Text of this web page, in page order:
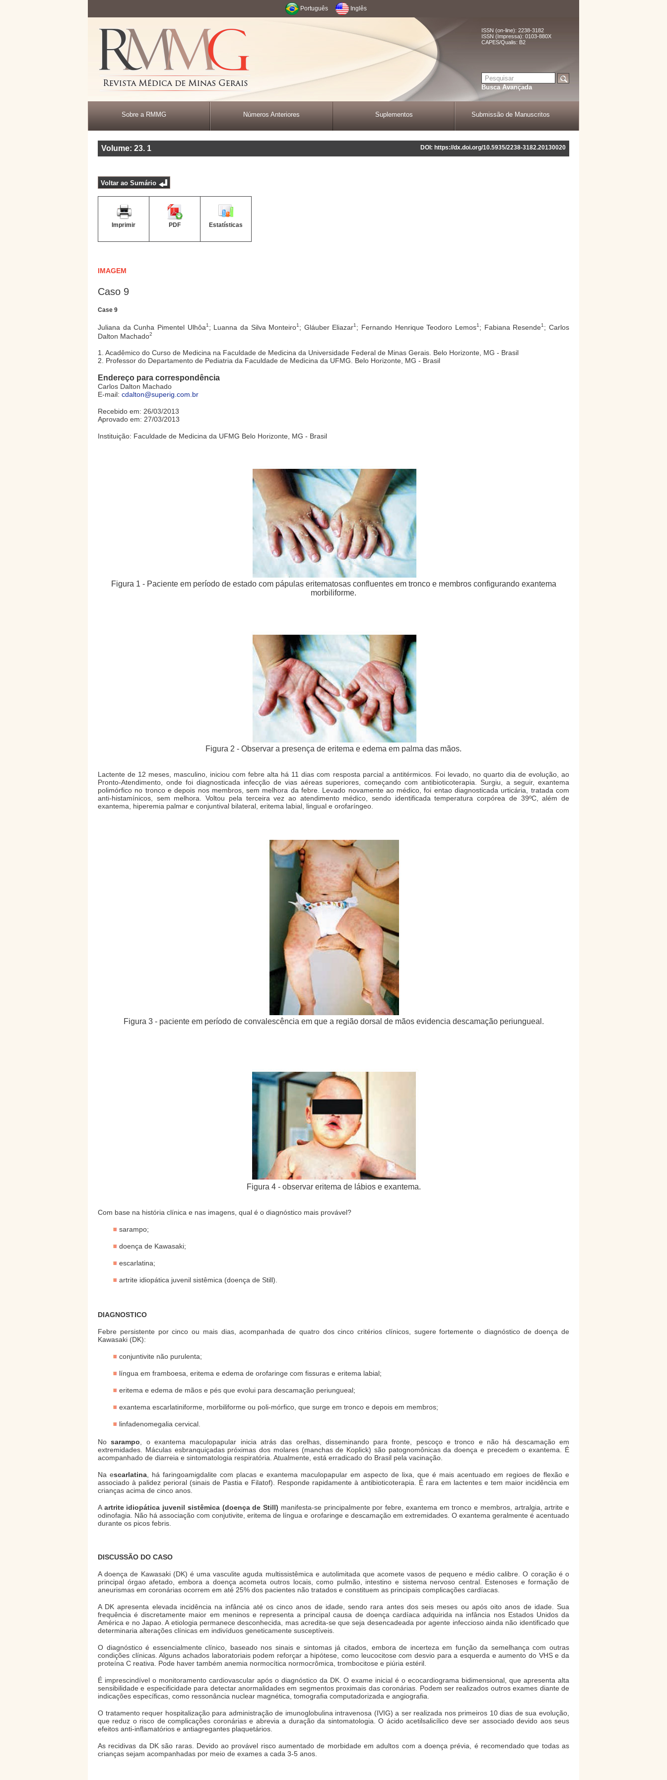
Português Inglês
ISSN (on-line): 2238-3182
ISSN (Impressa): 0103-880X
CAPES/Qualis: B2
Busca Avançada
Sobre a RMMG Números Anteriores Suplementos Submissão de Manuscritos
Volume: 23. 1 DOI: https://dx.doi.org/10.5935/2238-3182.20130020
Voltar ao Sumário
Imprimir PDF Estatísticas
IMAGEM
Caso 9
Case 9
Juliana da Cunha Pimentel Ulhôa1 ; Luanna da Silva Monteiro1 ; Gláuber Eliazar1 ; Fernando Henrique Teodoro Lemos1 ; Fabiana Resende1 ; Carlos
Dalton Machado2
1. Acadêmico do Curso de Medicina na Faculdade de Medicina da Universidade Federal de Minas Gerais. Belo Horizonte, MG - Brasil
2. Professor do Departamento de Pediatria da Faculdade de Medicina da UFMG. Belo Horizonte, MG - Brasil
Endereço para correspondência
Carlos Dalton Machado
E-mail: cdalton@superig.com.br
Recebido em: 26/03/2013
Aprovado em: 27/03/2013
Instituição: Faculdade de Medicina da UFMG Belo Horizonte, MG - Brasil
Figura 1 - Paciente em período de estado com pápulas eritematosas confluentes em tronco e membros configurando exantema
morbiliforme.
Figura 2 - Observar a presença de eritema e edema em palma das mãos.
Lactente de 12 meses, masculino, iniciou com febre alta há 11 dias com resposta parcial a antitérmicos. Foi levado, no quarto dia de evolução, ao
Pronto-Atendimento, onde foi diagnosticada infecção de vias aéreas superiores, começando com antibioticoterapia. Surgiu, a seguir, exantema
polimórfico no tronco e depois nos membros, sem melhora da febre. Levado novamente ao médico, foi entao diagnosticada urticária, tratada com
anti-histamínicos, sem melhora. Voltou pela terceira vez ao atendimento médico, sendo identificada temperatura corpórea de 39ºC, além de
exantema, hiperemia palmar e conjuntival bilateral, eritema labial, lingual e orofaríngeo.
Figura 3 - paciente em período de convalescência em que a região dorsal de mãos evidencia descamação periungueal.
Figura 4 - observar eritema de lábios e exantema.
Com base na história clínica e nas imagens, qual é o diagnóstico mais provável?
sarampo;
doença de Kawasaki;
escarlatina;
artrite idiopática juvenil sistêmica (doença de Still).
DIAGNOSTICO
Febre persistente por cinco ou mais dias, acompanhada de quatro dos cinco critérios clínicos, sugere fortemente o diagnóstico de doença de
Kawasaki (DK):
conjuntivite não purulenta;
língua em framboesa, eritema e edema de orofaringe com fissuras e eritema labial;
eritema e edema de mãos e pés que evolui para descamação periungueal;
exantema escarlatiniforme, morbiliforme ou poli-mórfico, que surge em tronco e depois em membros;
linfadenomegalia cervical.
Nosarampo, o exantema maculopapular inicia atrás das orelhas, disseminando para fronte, pescoço e tronco e não há descamação em
extremidades. Máculas esbranquiçadas próximas dos molares (manchas de Koplick) são patognomônicas da doença e precedem o exantema. É
acompanhado de diarreia e sintomatologia respiratória. Atualmente, está erradicado do Brasil pela vacinação.
Na escarlatina, há faringoamigdalite com placas e exantema maculopapular em aspecto de lixa, que é mais acentuado em regioes de flexão e
associado à palidez perioral (sinais de Pastia e Filatof). Responde rapidamente à antibioticoterapia. É rara em lactentes e tem maior incidência em
crianças acima de cinco anos.
Aartrite idiopática juvenil sistêmica (doença de Still) manifesta-se principalmente por febre, exantema em tronco e membros, artralgia, artrite e
odinofagia. Não há associação com conjutivite, eritema de língua e orofaringe e descamação em extremidades. O exantema geralmente é acentuado
durante os picos febris.
DISCUSSÃO DO CASO
A doença de Kawasaki (DK) é uma vasculite aguda multissistêmica e autolimitada que acomete vasos de pequeno e médio calibre. O coração é o
principal órgao afetado, embora a doença acometa outros locais, como pulmão, intestino e sistema nervoso central. Estenoses e formação de
aneurismas em coronárias ocorrem em até 25% dos pacientes não tratados e constituem as principais complicações cardíacas.
A DK apresenta elevada incidência na infância até os cinco anos de idade, sendo rara antes dos seis meses ou após oito anos de idade. Sua
frequência é discretamente maior em meninos e representa a principal causa de doença cardíaca adquirida na infância nos Estados Unidos da
América e no Japao. A etiologia permanece desconhecida, mas acredita-se que seja desencadeada por agente infeccioso ainda não identificado que
determinaria alterações clínicas em indivíduos geneticamente susceptíveis.
O diagnóstico é essencialmente clínico, baseado nos sinais e sintomas já citados, embora de incerteza em função da semelhança com outras
condições clínicas. Alguns achados laboratoriais podem reforçar a hipótese, como leucocitose com desvio para a esquerda e aumento do VHS e da
proteína C reativa. Pode haver também anemia normocítica normocrômica, trombocitose e piúria estéril.
É imprescindível o monitoramento cardiovascular após o diagnóstico da DK. O exame inicial é o ecocardiograma bidimensional, que apresenta alta
sensibilidade e especificidade para detectar anormalidades em segmentos proximais das coronárias. Podem ser realizados outros exames diante de
indicações específicas, como ressonância nuclear magnética, tomografia computadorizada e angiografia.
O tratamento requer hospitalização para administração de imunoglobulina intravenosa (IVIG) a ser realizada nos primeiros 10 dias de sua evolução,
que reduz o risco de complicações coronárias e abrevia a duração da sintomatologia. O ácido acetilsalicílico deve ser associado devido aos seus
efeitos anti-inflamatórios e antiagregantes plaquetários.
As recidivas da DK são raras. Devido ao provável risco aumentado de morbidade em adultos com a doença prévia, é recomendado que todas as
crianças sejam acompanhadas por meio de exames a cada 3-5 anos.